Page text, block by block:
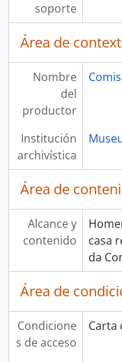
soporte
Área de
Nombre
del
productor
Institución
archivística
Área de
Alcance y
contenido
casa
da
Área de
Condicione
s de acceso
Carta